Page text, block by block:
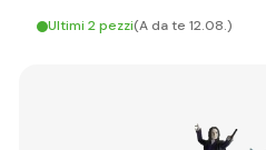
Ultimi 2 pezzi(A da te 12.08.)